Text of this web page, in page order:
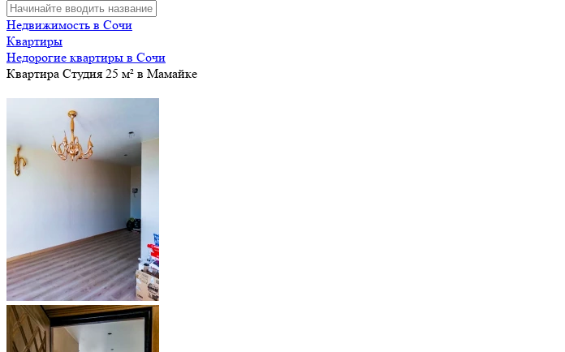
Недвижимость в Сочи
Квартиры
Недорогие квартиры в Сочи
Квартира Студия 25 м² в Мамайке